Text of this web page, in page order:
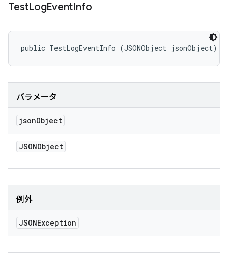
TestLogEventInfo
public TestLogEventInfo (JSONObject jsonObject)
パラメータ
jsonObject
JSONObject
例外
JSONException